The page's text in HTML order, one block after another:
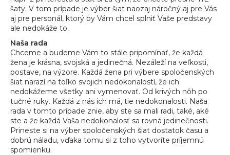
šaty. V tom prípade je výber šiat naozaj náročný aj pre Vás
aj pre personál, ktorý by Vám chcel splniť Vaše predstavy
ale nedokáže to.
Naša rada
Chceme a budeme Vám to stále pripomínať, že každá
žena je krásna, svojská a jedinečná. Nezáleží na veľkosti,
postave, na výzore. Každá žena pri výbere spoločenských
šiat narazí na toľko svojich nedokonalostí, že ich
nedokážeme všetky ani vymenovať. Od krivých nôh po
tučné ruky. Každá z nás ich má, tie nedokonalosti. Naša
rada v tomto prípade znie, aby ste sa mali radi, také, aké
ste a že každá Vaša nedokonalosť sa rovná jedinečnosti.
Prineste si na výber spoločenských šiat dostatok času a
dobrú náladu, vďaka tomu si z toho vytvoríte príjemnú
spomienku.